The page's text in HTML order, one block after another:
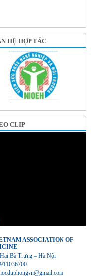
HỆ HỢP TÁC
CLIP
ASSOCIATION OF
Bà Trưng – Hà Nội